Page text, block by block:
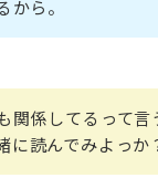
ら。
関係してるって
に読んでみよっか